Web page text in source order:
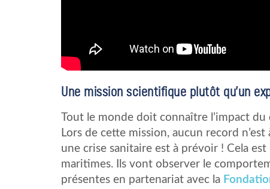
Une mission scientifique plutôt qu’un
Tout le monde doit connaître l’impact
Lors de cette mission, aucun record
une crise sanitaire est à prévoir ! Cela
maritimes. Ils vont observer le
présentes en partenariat avec la